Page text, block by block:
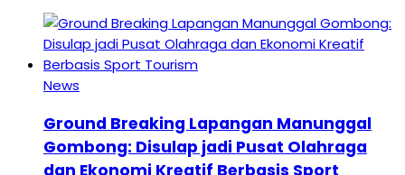
News
Ground Breaking Lapangan Manunggal
Gombong: Disulap jadi Pusat Olahraga
dan Ekonomi Kreatif Berbasis Sport